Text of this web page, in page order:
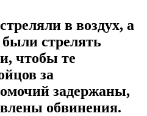
в воздух, а
стрелять
чтобы те
за
задержаны,
обвинения.